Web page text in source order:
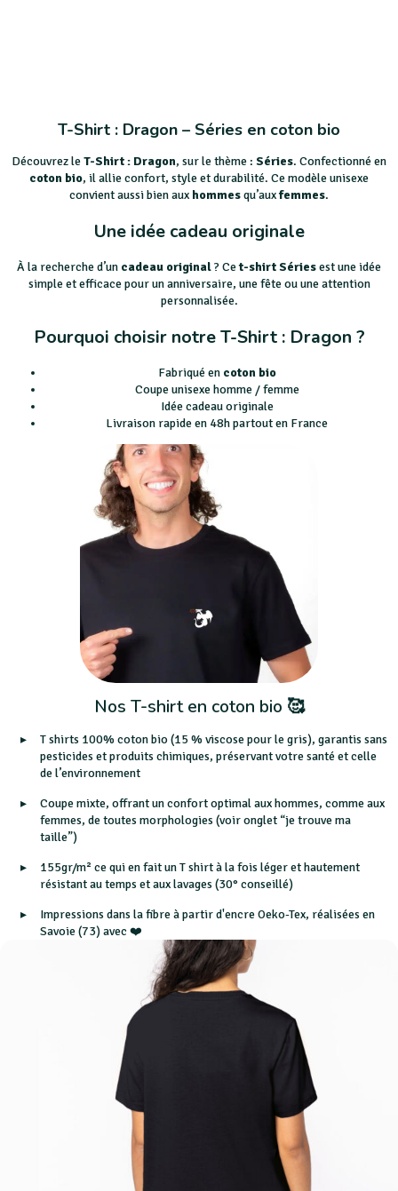
T-Shirt : Dragon – Séries en coton bio
Découvrez leT-Shirt : Dragon, sur le thème : Séries. Confectionné en
coton bio, il allie confort, style et durabilité. Ce modèle unisexe
convient aussi bien aux hommesqu’auxfemmes.
Une idée cadeau originale
À la recherche d’un cadeau original? Cet-shirt Sériesest une idée
simple et efficace pour un anniversaire, une fête ou une attention
personnalisée.
Pourquoi choisir notre T-Shirt : Dragon ?
Fabriqué en coton bio
Coupe unisexe homme / femme
Idée cadeau originale
Livraison rapide en 48h partout en France
Nos T-shirt en coton bio 🥰
T shirts 100% coton bio (15 % viscose pour le gris), garantis sans
pesticides et produits chimiques, préservant votre santé et celle
de l’environnement
Coupe mixte, offrant un confort optimal aux hommes, comme aux
femmes, de toutes morphologies (voir onglet “je trouve ma
taille”)
155gr/m² ce qui en fait un T shirt à la fois léger et hautement
résistant au temps et aux lavages (30° conseillé)
Impressions dans la fibre à partir d'encre Oeko-Tex, réalisées en
Savoie (73) avec ❤️